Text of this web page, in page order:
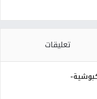
تعليقات